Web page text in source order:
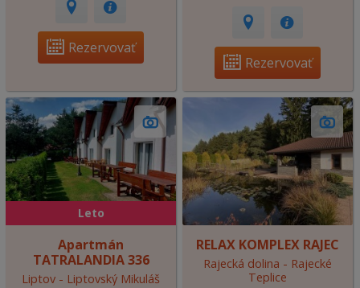
Rezervovať
Rezervovať
Leto
Apartmán
TATRALANDIA 336
Liptov - Liptovský Mikuláš
RELAX KOMPLEX RAJEC
Rajecká dolina - Rajecké
Teplice